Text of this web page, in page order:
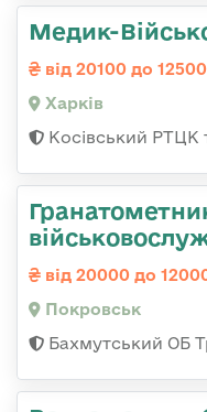
Медик-
від 20100 до
Харків
Косівський РТЦК
від 20000 до
Покровськ
Бахмутський ОБ